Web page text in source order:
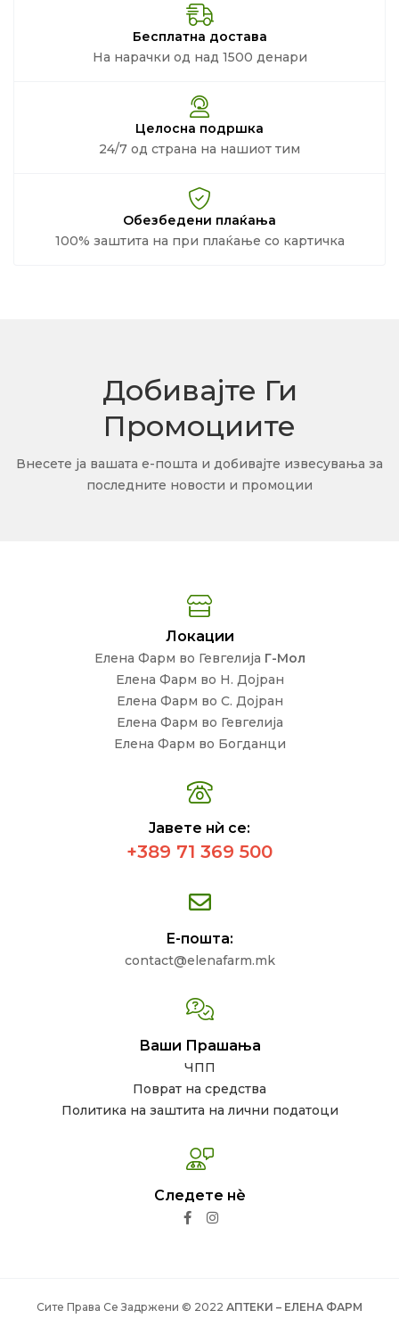
Бесплатна достава
На нарачки од над 1500 денари
Целосна подршка
24/7 од страна на нашиот тим
Обезбедени плаќања
100% заштита на при плаќање со картичка
Добивајте Ги
Промоциите
Внесете ја вашата е-пошта и добивајте извесувања за
последните новости и промоции
Локации
Елена Фарм во Гевгелија Г-Мол
Елена Фарм во Н. Дојран
Елена Фарм во С. Дојран
Елена Фарм во Гевгелија
Елена Фарм во Богданци
Јавете нѝ се:
+389 71 369 500
Е-пошта:
contact@elenafarm.mk
Ваши Прашања
ЧПП
Поврат на средства
Политика на заштита на лични податоци
Следете нѐ
Сите Права Се Задржени © 2022 АПТЕКИ – ЕЛЕНА ФАРМ